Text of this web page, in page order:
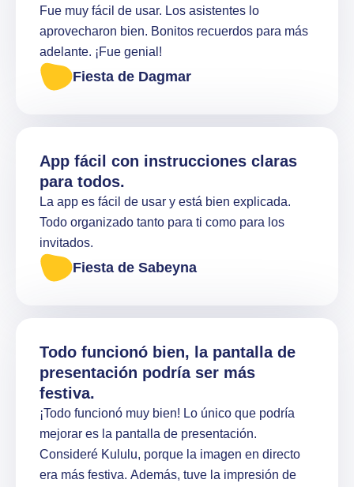
Fue muy fácil de usar. Los asistentes lo
aprovecharon bien. Bonitos recuerdos para más
adelante. ¡Fue genial!
Fiesta de Dagmar
App fácil con instrucciones claras
para todos.
La app es fácil de usar y está bien explicada.
Todo organizado tanto para ti como para los
invitados.
Fiesta de Sabeyna
Todo funcionó bien, la pantalla de
presentación podría ser más
festiva.
¡Todo funcionó muy bien! Lo único que podría
mejorar es la pantalla de presentación.
Consideré Kululu, porque la imagen en directo
era más festiva. Además, tuve la impresión de